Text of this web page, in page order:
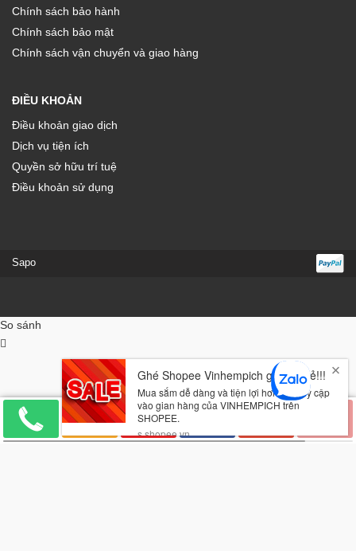
Chính sách bảo hành
Chính sách bảo mật
Chính sách vận chuyển và giao hàng
ĐIỀU KHOẢN
Điều khoản giao dịch
Dịch vụ tiện ích
Quyền sở hữu trí tuệ
Điều khoản sử dụng
Sapo
So sánh